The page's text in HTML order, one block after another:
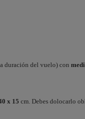
duración del vuelo) con
x 15 cm. Debes dolocarlo